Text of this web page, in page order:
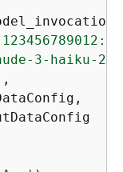
3-haiku-
,